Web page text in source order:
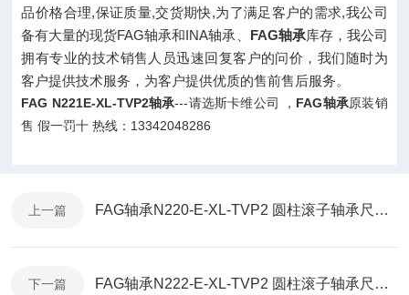
品价格合理,保证质量,交货期快,为了满足客户的需求,我公司
备有大量的现货FAG轴承和INA轴承、 FAG轴承库存，我公司
拥有专业的技术销售人员迅速回复客户的问价，我们随时为
客户提供技术服务，为客户提供优质的售前售后服务。
FAG N221E-XL-TVP2轴承---请选斯卡维公司 ， FAG轴承原装销
售 假一罚十 热线：13342048286
上一篇 FAG轴承N220-E-XL-TVP2 圆柱滚子轴承尺寸参数 报价 现货
下一篇 FAG轴承N222-E-XL-TVP2 圆柱滚子轴承尺寸参数 报价 现货